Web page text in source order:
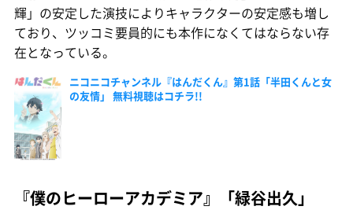
輝」の安定した演技によりキャラクターの安定感も増し
ており、ツッコミ要員的にも本作になくてはならない存
在となっている。
ニコニコチャンネル『はんだくん』第1話「半田くんと女
の友情」 無料視聴はコチラ!!
『僕のヒーローアカデミア』「緑谷出久」